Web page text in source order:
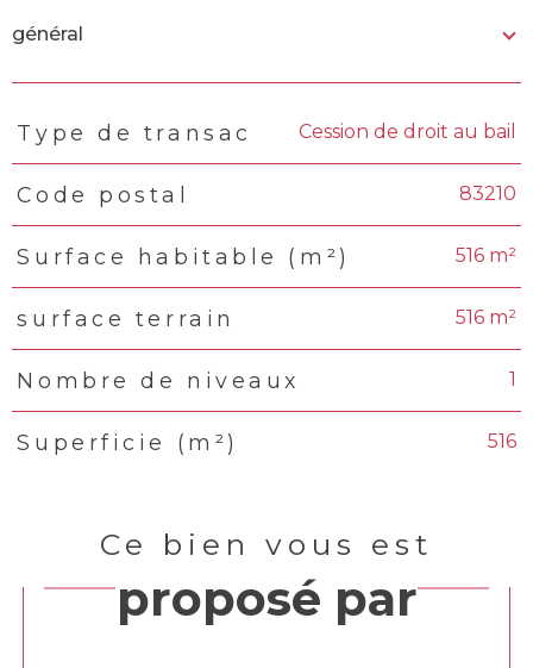
général
TRAD_PAMPERO_Caracteristique Valeurs
Type de transac Cession de droit au bail
Code postal 83210
Surface habitable (m²) 516 m²
surface terrain 516 m²
Nombre de niveaux 1
Superficie (m²) 516
Ce bien vous est
proposé par